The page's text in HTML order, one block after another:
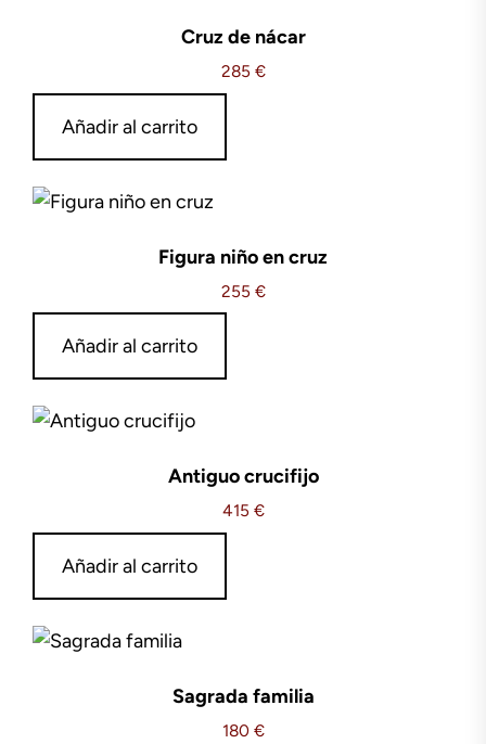
Cruz de nácar
285 €
Añadir al carrito
Figura niño en cruz
255 €
Añadir al carrito
Antiguo crucifijo
415 €
Añadir al carrito
Sagrada familia
180 €